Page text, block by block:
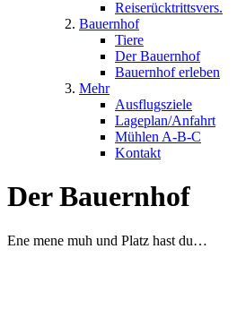
Reiserücktrittsvers.
Bauernhof
Tiere
Der Bauernhof
Bauernhof erleben
Mehr
Ausflugsziele
Lageplan/Anfahrt
Mühlen A-B-C
Kontakt
Der Bauernhof
Ene mene muh und Platz hast du…